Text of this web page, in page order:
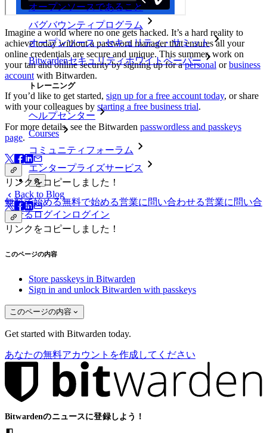
オープンソースであること
バグバウンティプログラム
オープンソース・セキュリティ・サミット
Bitwardenセキュリティホワイトペーパー
トレーニング
ヘルプセンター
Courses
コミュニティフォーラム
エンタープライズサービス
無料で始める無料で始める営業に問い合わせる営業に問い合
わせるログイン ログイン
Imagine a world where no one gets hacked. It’s a hard reality to
achieve today without a password manager that ensures all your
online credentials are secure and unique. This summer, work on
your tan and online security by signing up for apersonal orbusiness
account with Bitwarden.
If you’d like to get started, sign up for a free account today, or share
with your colleagues by starting a free business trial.
For more details, see the Bitwarden passwordless and passkeys
page.
リンクをコピーしました！
Back to Blog
リンクをコピーしました！
このページの内容
Store passkeys in Bitwarden
Sign in and unlock Bitwarden with passkeys
このページの内容
Get started with Bitwarden today.
あなたの無料アカウントを作成してください
Bitwardenのニュースに登録しよう！